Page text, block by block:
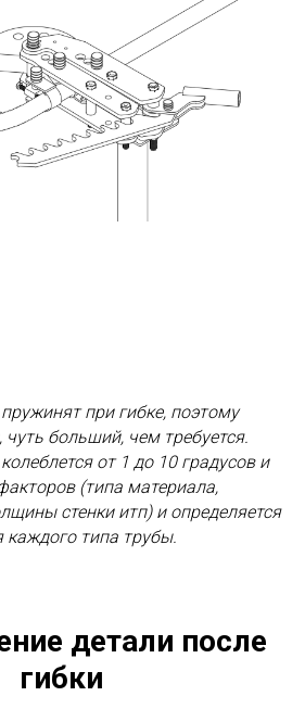
при гибке, поэтому
чуть больший, чем требуется.
от 1 до 10 градусов и
(типа материала,
стенки итп) и определяется
типа трубы.
детали после
гибки